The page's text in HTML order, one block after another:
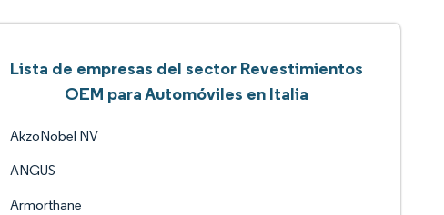
Lista de empresas del sector Revestimientos
OEM para Automóviles en Italia
AkzoNobel NV
ANGUS
Armorthane